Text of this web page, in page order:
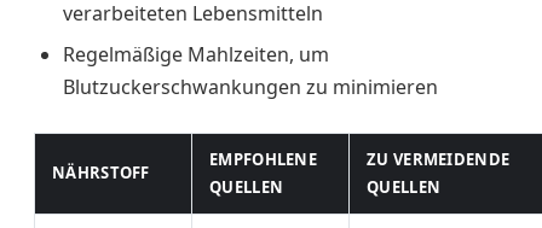
verarbeiteten Lebensmitteln
Regelmäßige Mahlzeiten, um
Blutzuckerschwankungen zu minimieren
NÄHRSTOFF
EMPFOHLENE
QUELLEN
ZU VERMEIDENDE
QUELLEN